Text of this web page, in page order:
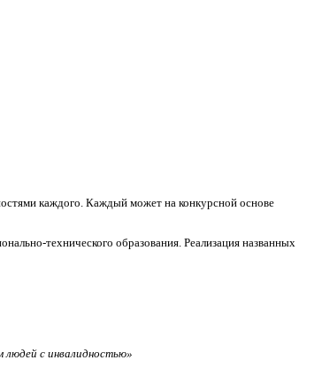
каждого. Каждый может на конкурсной основе
технического образования. Реализация названных
с инвалидностью»